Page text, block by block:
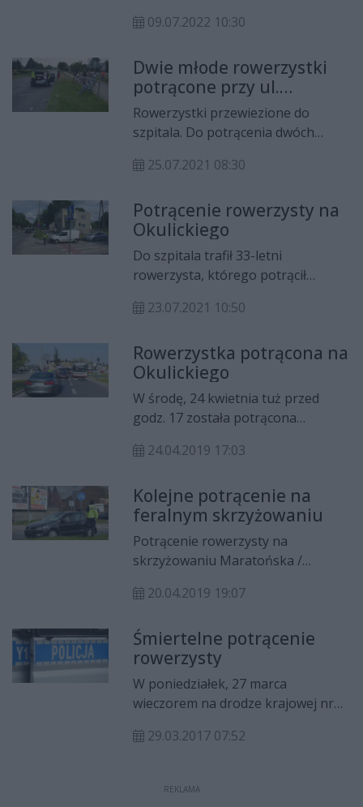
szpitalu. Sprawca wypadku był po
09.07.2022 10:30
Dwie młode rowerzystki
potrącone przy ul.
Maratońskiej
Rowerzystki przewiezione do
szpitala. Do potrącenia dwóch
sobotę, 24 lipca wieczorem.
25.07.2021 08:30
Potrącenie rowerzysty na
Okulickiego
Do szpitala trafił 33-letni
rowerzysta, którego potrącił
w czwartek, 22 lipca przed godz. 15
Zgodnej.
23.07.2021 10:50
Rowerzystka potrącona na
Okulickiego
W środę, 24 kwietnia tuż przed
godz. 17 została potrącona
na przejeździe ścieżki rowerowej
24.04.2019 17:03
Kolejne potrącenie na
feralnym skrzyżowaniu
Potrącenie rowerzysty na
skrzyżowaniu Maratońska /
takie zdarzenie w tym miejscu w
było potrącenie rowerzystki oraz
pieszej.
20.04.2019 19:07
Śmiertelne potrącenie
rowerzysty
W poniedziałek, 27 marca
wieczorem na drodze krajowej nr
potrącenia rowerzysty.
29.03.2017 07:52
REKLAMA